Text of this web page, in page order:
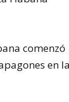
comenzó
en